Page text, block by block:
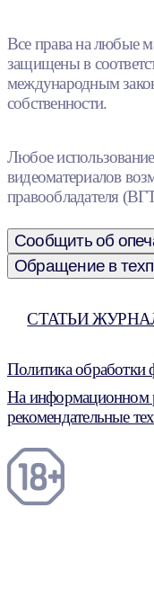
Все права на любые
защищены в
международным
собственности.
Любое
видеоматериалов
правообладателя
Сообщить об
Обращение в
СТАТЬИ
Политика обработки
На информационном
рекомендательные